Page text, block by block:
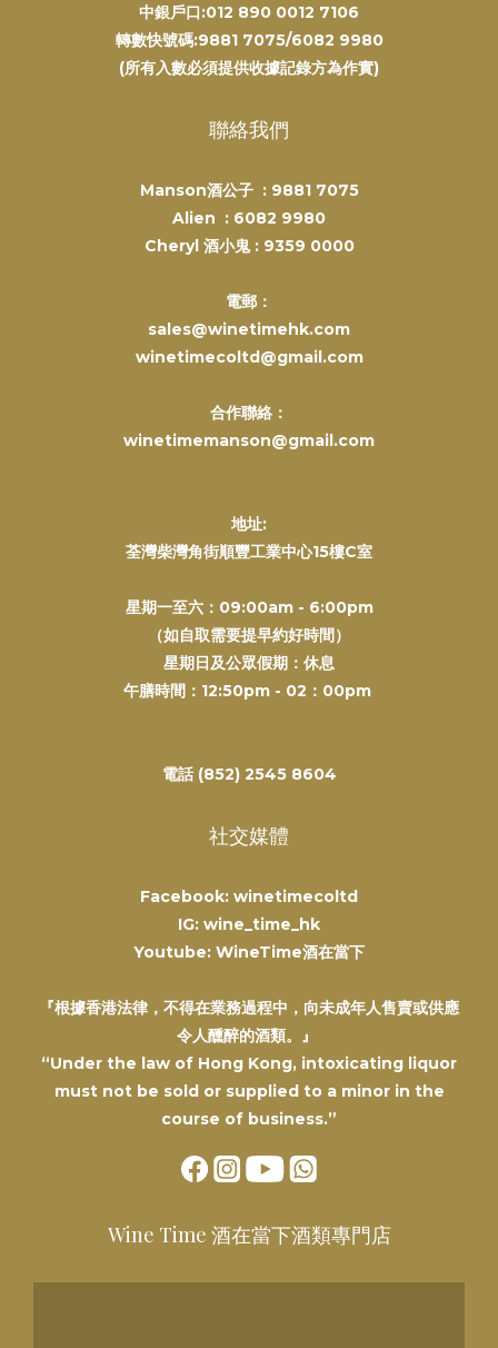
中銀戶口:012 890 0012 7106
轉數快號碼:9881 7075/6082 9980
(所有入數必須提供收據記錄方為作實)
聯絡我們
Manson酒公子 : 9881 7075
Alien : 6082 9980
Cheryl 酒小鬼 : 9359 0000
電郵：
sales@winetimehk.com
winetimecoltd@gmail.com
合作聯絡：
winetimemanson@gmail.com
地址:
荃灣柴灣角街順豐工業中心15樓C室
星期一至六：09:00am - 6:00pm
（如自取需要提早約好時間）
星期日及公眾假期：休息
午膳時間：12:50pm - 02：00pm
電話 (852) 2545 8604
社交媒體
Facebook: winetimecoltd
IG: wine_time_hk
Youtube: WineTime酒在當下
『根據香港法律，不得在業務過程中，向未成年人售賣或供應
令人醺醉的酒類。』
“Under the law of Hong Kong, intoxicating liquor
must not be sold or supplied to a minor in the
course of business.”
Wine Time 酒在當下酒類專門店